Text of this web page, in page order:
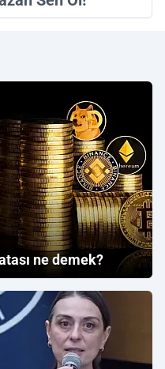
ne demek?